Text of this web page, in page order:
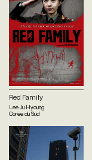
Red Family
Lee Ju Hyoung
Corée du Sud